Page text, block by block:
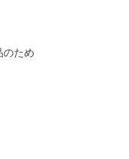
のため